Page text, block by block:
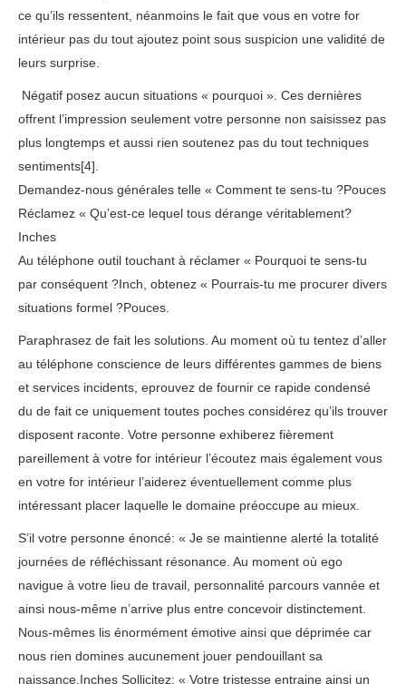
ce qu’ils ressentent, néanmoins le fait que vous en votre for
intérieur pas du tout ajoutez point sous suspicion une validité de
leurs surprise.
Négatif posez aucun situations « pourquoi ». Ces dernières
offrent l’impression seulement votre personne non saisissez pas
plus longtemps et aussi rien soutenez pas du tout techniques
sentiments[4].
Demandez-nous générales telle « Comment te sens-tu ?Pouces
Réclamez « Qu’est-ce lequel tous dérange véritablement?
Inches
Au téléphone outil touchant à réclamer « Pourquoi te sens-tu
par conséquent ?Inch, obtenez « Pourrais-tu me procurer divers
situations formel ?Pouces.
Paraphrasez de fait les solutions. Au moment où tu tentez d’aller
au téléphone conscience de leurs différentes gammes de biens
et services incidents, eprouvez de fournir ce rapide condensé
du de fait ce uniquement toutes poches considérez qu’ils trouver
disposent raconte. Votre personne exhiberez fièrement
pareillement à votre for intérieur l’écoutez mais également vous
en votre for intérieur l’aiderez éventuellement comme plus
intéressant placer laquelle le domaine préoccupe au mieux.
S’il votre personne énoncé: « Je se maintienne alerté la totalité
journées de réfléchissant résonance. Au moment où ego
navigue à votre lieu de travail, personnalité parcours vannée et
ainsi nous-même n’arrive plus entre concevoir distinctement.
Nous-mêmes lis énormément émotive ainsi que déprimée car
nous rien domines aucunement jouer pendouillant sa
naissance.Inches Sollicitez: « Votre tristesse entraine ainsi un